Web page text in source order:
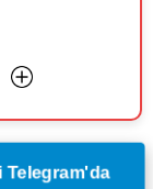
Telegram'da